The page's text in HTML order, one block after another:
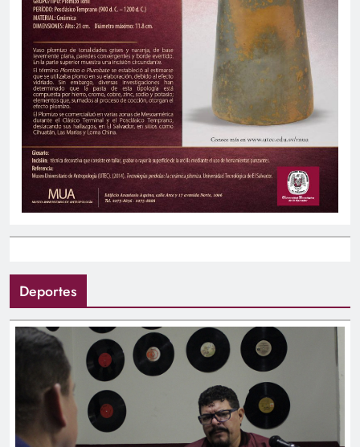
Deportes